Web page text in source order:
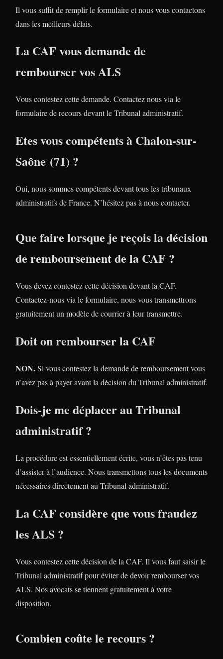
Il vous suffit de remplir le formulaire et nous vous contactons
dans les meilleurs délais.
La CAF vous demande de
rembourser vos ALS
Vous contestez cette demande. Contactez nous via le
formulaire de recours devant le Tribunal administratif.
Etes vous compétents à Chalon-sur-
Saône (71) ?
Oui, nous sommes compétents devant tous les tribunaux
administratifs de France. N’hésitez pas à nous contacter.
Que faire lorsque je reçois la décision
de remboursement de la CAF ?
Vous devez contestez cette décision devant la CAF.
Contactez-nous via le formulaire, nous vous transmettrons
gratuitement un modèle de courrier à leur transmettre.
Doit on rembourser la CAF
NON.Si vous contestez la demande de remboursement vous
n’avez pas à payer avant la décision du Tribunal administratif.
Dois-je me déplacer au Tribunal
administratif ?
La procédure est essentiellement écrite, vous n’êtes pas tenu
d’assister à l’audience. Nous transmettons tous les documents
nécessaires directement au Tribunal administratif.
La CAF considère que vous fraudez
les ALS ?
Vous contestez cette décision de la CAF. Il vous faut saisir le
Tribunal administratif pour éviter de devoir rembourser vos
ALS. Nos avocats se tiennent gratuitement à votre
disposition.
Combien coûte le recours ?